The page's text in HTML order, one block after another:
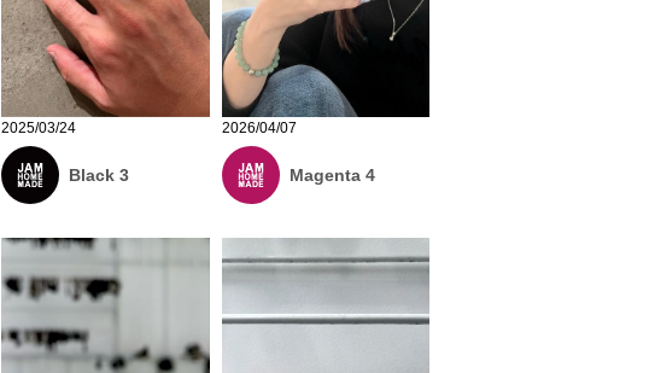
2025/03/24
Black 3
2026/04/07
Magenta 4